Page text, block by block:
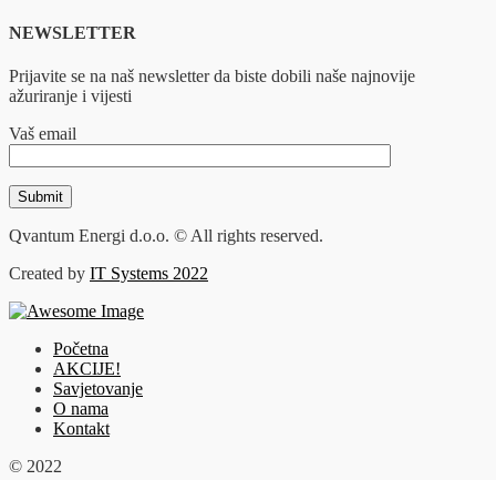
NEWSLETTER
Prijavite se na naš newsletter da biste dobili naše najnovije
ažuriranje i vijesti
Vaš email
Qvantum Energi d.o.o. © All rights reserved.
Created by IT Systems 2022
Početna
AKCIJE!
Savjetovanje
O nama
Kontakt
© 2022